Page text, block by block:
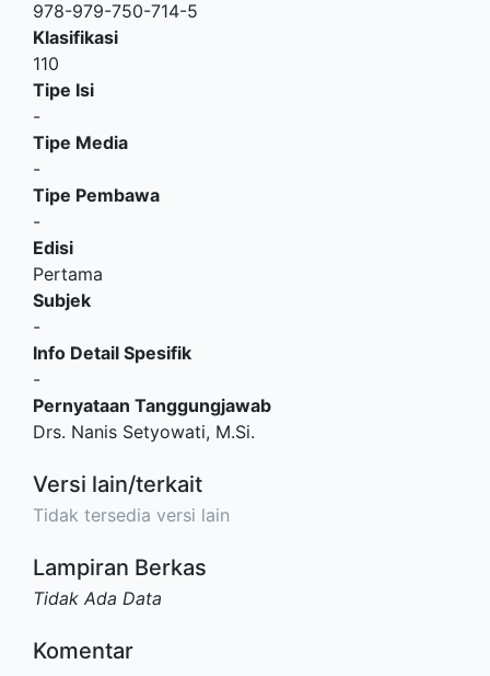
978-979-750-714-5
Klasifikasi
110
Tipe Isi
-
Tipe Media
-
Tipe Pembawa
-
Edisi
Pertama
Subjek
-
Info Detail Spesifik
-
Pernyataan Tanggungjawab
Drs. Nanis Setyowati, M.Si.
Versi lain/terkait
Tidak tersedia versi lain
Lampiran Berkas
Tidak Ada Data
Komentar